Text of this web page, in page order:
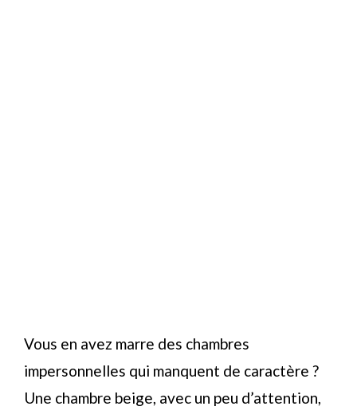
Vous en avez marre des chambres
impersonnelles qui manquent de caractère ?
Une chambre beige, avec un peu d’attention,